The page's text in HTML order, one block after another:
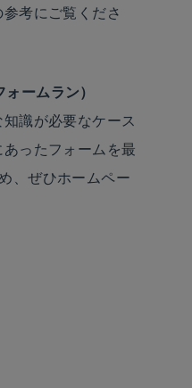
考にご覧くださ
ームラン）
識が必要なケース
ったフォームを最
、ぜひホームペー